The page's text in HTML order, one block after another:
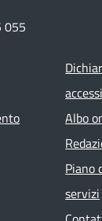
055
Albo
Piano
servizi